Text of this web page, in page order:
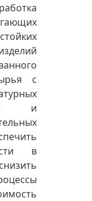
с
и
в